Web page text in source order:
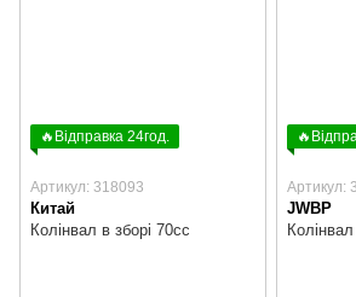
🔥Відправка 24год.
Артикул: 318093
Китай
Колінвал в зборі 70cc
Артикул:
JWBP